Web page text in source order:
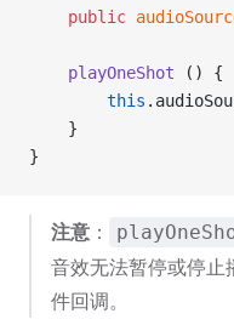
    public
    playOneShot
() {
        this
    }
}
注意 ：
音效无法暂停或停止
件回调。